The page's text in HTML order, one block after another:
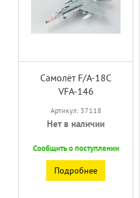
Самолёт F/A-18C
VFA-146
Артикул: 37118
Нет в наличии
Сообщить о поступлении
Подробнее